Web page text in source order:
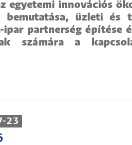
egyetemi innovációs
bemutatása, üzleti és
ipar partnerség építése
számára a
23